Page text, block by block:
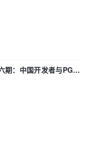
期：中国开发者与PG内
？